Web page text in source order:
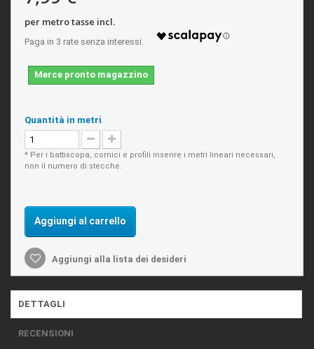
per metro tasse incl.
Merce pronto magazzino
Quantità in metri
* Per i battiscopa, cornici e profili inserire i metri lineari necessari,
non il numero di stecche.
Aggiungi al carrello
Aggiungi alla lista dei desideri
DETTAGLI
RECENSIONI